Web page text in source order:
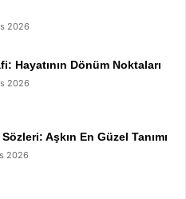
2026
Hayatının Dönüm Noktaları
2026
Aşkın En Güzel Tanımı
2026